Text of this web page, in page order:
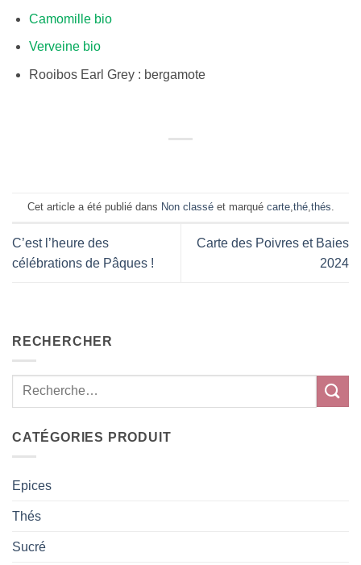
Camomille bio
Verveine bio
Rooibos Earl Grey : bergamote
Cet article a été publié dans Non classéet marqué carte, thé, thés
C’est l’heure des
célébrations de Pâques !
Carte des Poivres et Baies
2024
RECHERCHER
CATÉGORIES PRODUIT
Epices
Thés
Sucré